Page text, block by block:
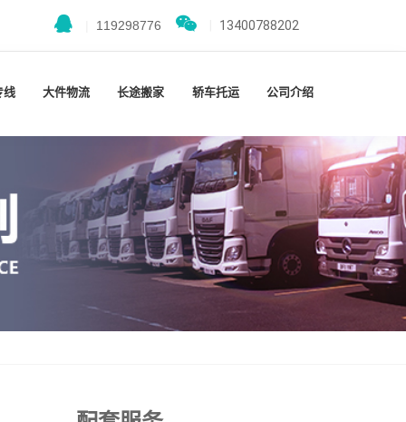
119298776 13400788202
线 大件物流 长途搬家 轿车托运 公司介绍